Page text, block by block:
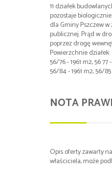
11 działek
pozostaje
dla Gminy Pszczew
publicznej. Prąd w
poprzez drogę
Powierzchnie działek:
56/76 - 1961 m2, 56
56/84 - 1961 m2, 56/
NOTA
Opis oferty zawarty
właściciela, może